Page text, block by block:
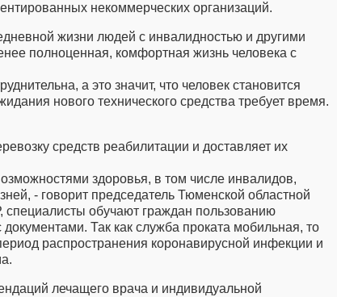
некоммерческих организаций.
жизни людей с инвалидностью и другими
полноценная, комфортная жизнь человека с
а это значит, что человек становится
нового технического средства требует время.
средств реабилитации и доставляет их
здоровья, в том числе инвалидов,
- говорит председатель Тюменской областной
обучают граждан пользованию
Так как служба проката мобильная, то
распространения коронавирусной инфекции и
лечащего врача и индивидуальной